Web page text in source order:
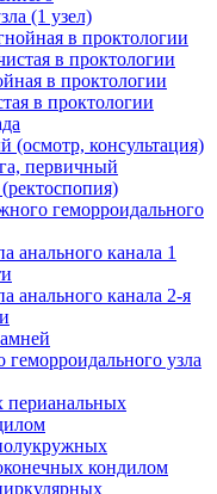
(1 узел)
в проктологии
в проктологии
в проктологии
в проктологии
(осмотр, консультация)
первичный
геморроидального
анального канала 1
анального канала 2-я
узла
перианальных
кондилом